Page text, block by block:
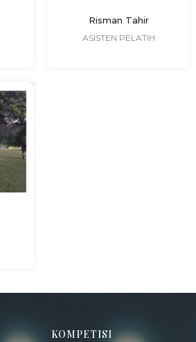
Risman Tahir
ASISTEN PELATIH
KOMPETISI